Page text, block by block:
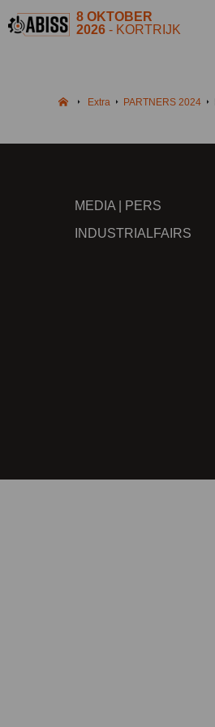
8 OKTOBER
2026- KORTRIJK
Extra PARTNERS 2024
MEDIA | PERS
INDUSTRIALFAIRS